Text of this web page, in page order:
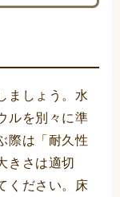
ましょう。水
ルを別々に準
際は「耐久性
きさは適切
ください。床